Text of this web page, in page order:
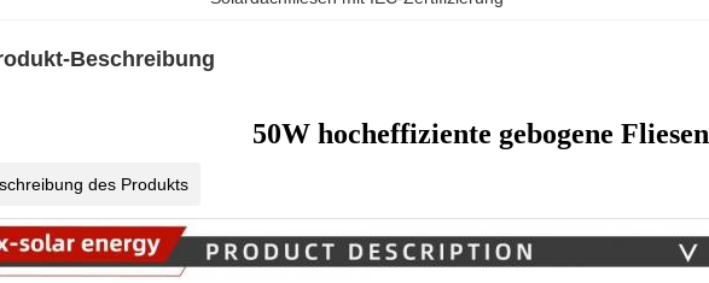
Beschreibung
50W hocheffiziente gebogene Fliesen
des Produkts